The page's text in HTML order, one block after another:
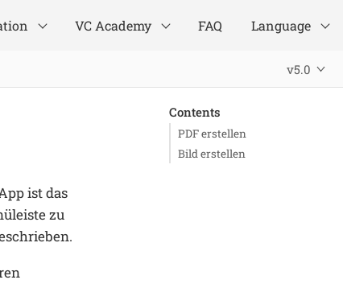
VC Academy FAQ Language
v5.0
Contents
PDF erstellen
Bild erstellen
ist das
zu